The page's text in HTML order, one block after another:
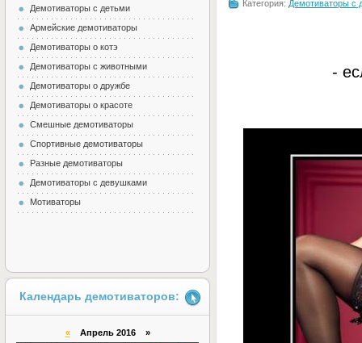
Категория: Демотиваторы с
-
Демотиваторы с детьми
Армейские демотиваторы
Демотиваторы о котэ
Демотиваторы с животными
Демотиваторы о дружбе
Демотиваторы о красоте
Смешные демотиваторы
Спортивные демотиваторы
Разные демотиваторы
Демотиваторы с девушками
Мотиваторы
Календарь демотиваторов:
«Апрель 2016 »